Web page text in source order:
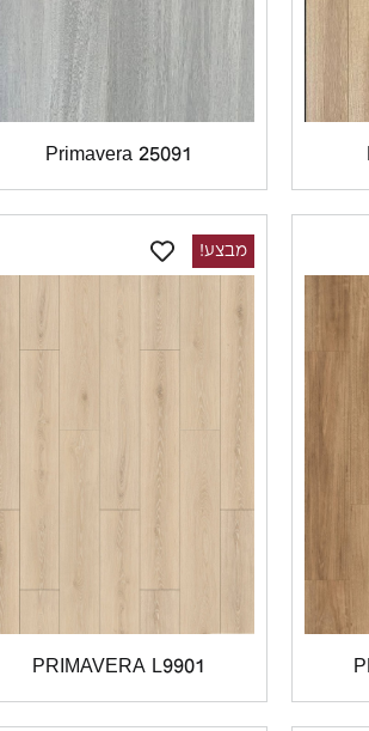
Primavera 25091
מבצע!
PRIMAVERA L9901